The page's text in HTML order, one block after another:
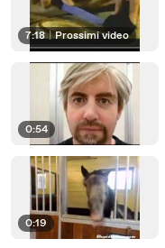
7:18 | Prossimi video
0:54
0:19